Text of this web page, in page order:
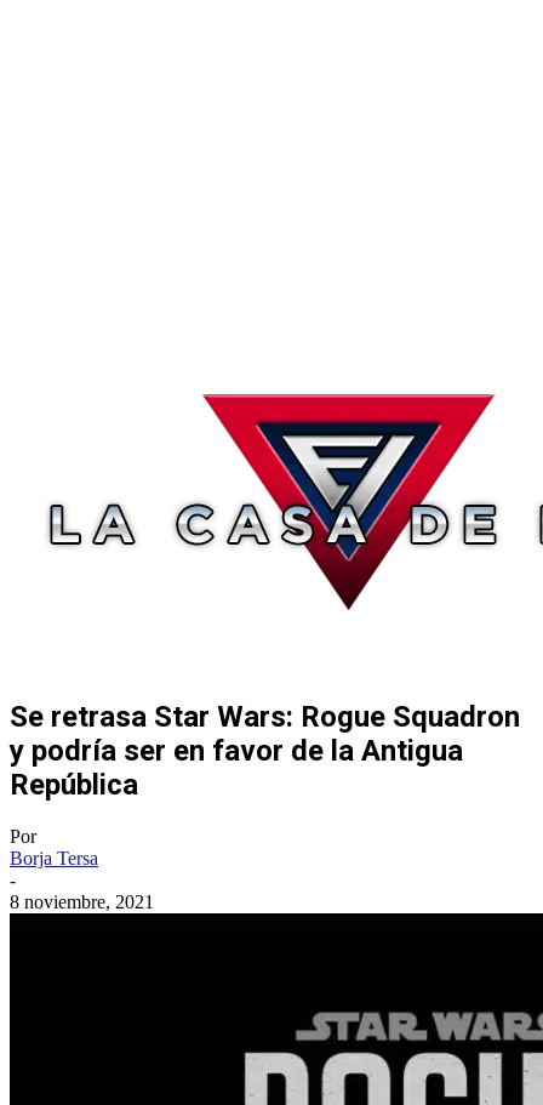
Se retrasa Star Wars: Rogue Squadron
y podría ser en favor de la Antigua
República
Por
Borja Tersa
-
8 noviembre, 2021